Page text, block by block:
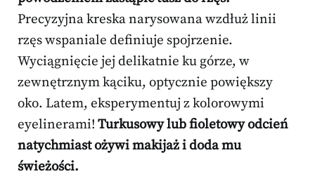
Precyzyjna kreska narysowana wzdłuż linii
rzęs wspaniale definiuje spojrzenie.
Wyciągnięcie jej delikatnie ku górze, w
zewnętrznym kąciku, optycznie powiększy
oko. Latem, eksperymentuj z kolorowymi
eyelinerami! Turkusowy lub fioletowy odcień
natychmiast ożywi makijaż i doda mu
świeżości.